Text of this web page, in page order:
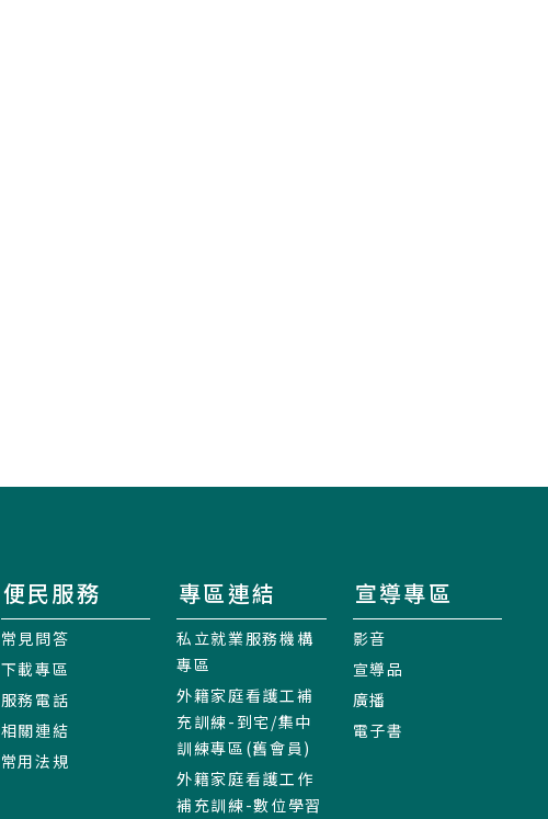
便民服務
常見問答
下載專區
服務電話
相關連結
常用法規
專區連結
私立就業服務機構
專區
外籍家庭看護工補
充訓練-到宅/集中
訓練專區(舊會員)
外籍家庭看護工作
補充訓練-數位學習
宣導專區
影音
宣導品
廣播
電子書